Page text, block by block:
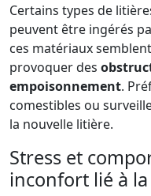
Certains types de
peuvent être ingérés
ces matériaux
provoquer des
empoisonnement.
comestibles ou
la nouvelle litière.
Stress et
inconfort lié à